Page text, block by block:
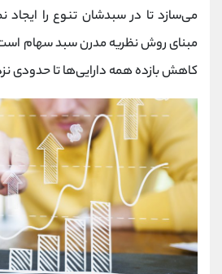
می‌سازد تا در سبدشان تنوع را ایجاد
مبنای روش نظریه مدرن سبد سهام
کاهش بازده همه دارایی‌ها تا حدودی